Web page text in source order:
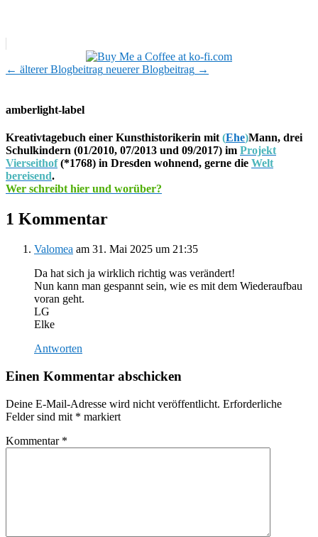
← älterer Blogbeitrag neuerer Blogbeitrag →
amberlight-label
Kreativtagebuch einer Kunsthistorikerin mit (Ehe)Mann, drei
Schulkindern (01/2010, 07/2013 und 09/2017) im Projekt
Vierseithof(*1768) in Dresden wohnend, gerne die Welt
bereisend.
Wer schreibt hier und worüber?
1 Kommentar
Valomea am 31. Mai 2025 um 21:35
Da hat sich ja wirklich richtig was verändert!
Nun kann man gespannt sein, wie es mit dem Wiederaufbau
voran geht.
LG
Elke
Antworten
Einen Kommentar abschicken
Deine E-Mail-Adresse wird nicht veröffentlicht. Erforderliche
Felder sind mit * markiert
Kommentar *